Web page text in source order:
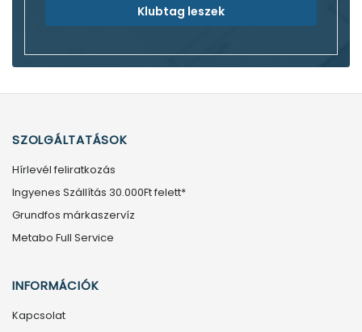
Klubtag leszek
SZOLGÁLTATÁSOK
Hírlevél feliratkozás
Ingyenes Szállítás 30.000Ft felett*
Grundfos márkaszervíz
Metabo Full Service
INFORMÁCIÓK
Kapcsolat